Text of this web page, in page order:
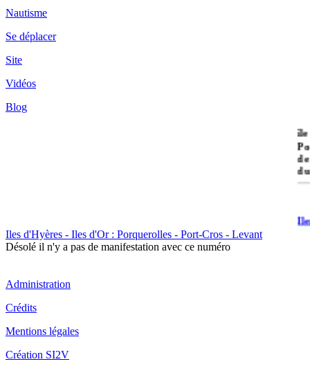
Nautisme
Se déplacer
Site
Vidéos
Blog
île
Iles d'Hyères - Iles d'Or : Porquerolles - Port-Cros - Levant
Désolé il n'y a pas de manifestation avec ce numéro
Administration
Crédits
Mentions légales
Création SI2V